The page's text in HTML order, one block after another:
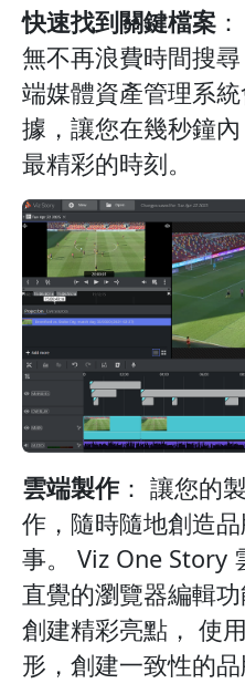
快速找到關鍵檔案
無不再浪費時間搜
端媒體資產管理系
據，讓您在幾秒鐘
最精彩的時刻。
雲端製作： 讓您的
作，隨時隨地創造
事。 Viz One Story
直覺的瀏覽器編輯
創建精彩亮點， 使
形，創建一致性的品